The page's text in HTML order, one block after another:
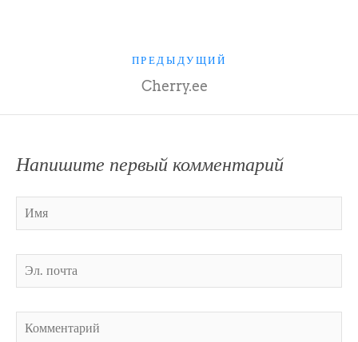
ПРЕДЫДУЩИЙ
Cherry.ee
Напишите первый комментарий